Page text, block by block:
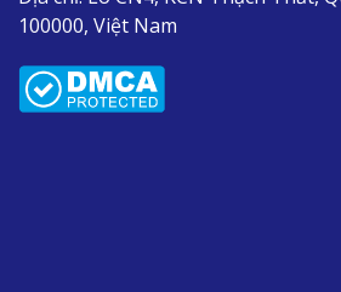
100000, Việt Nam